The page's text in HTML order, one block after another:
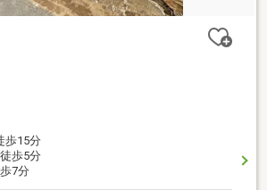
歩15分
歩5分
7分